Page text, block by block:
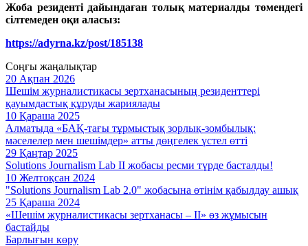
Жоба резиденті дайындаған толық материалды төмендегі
сілтемеден оқи аласыз:
https://adyrna.kz/post/185138
Соңғы жаңалықтар
20 Ақпан 2026
Шешім журналистикасы зертханасының резиденттері
қауымдастық құруды жариялады
10 Қараша 2025
Алматыда «БАҚ-тағы тұрмыстық зорлық-зомбылық:
мәселелер мен шешімдер» атты дөңгелек үстел өтті
29 Қаңтар 2025
Solutions Journalism Lab II жобасы ресми түрде басталды!
10 Желтоқсан 2024
"Solutions Journalism Lab 2.0" жобасына өтінім қабылдау ашық
25 Қараша 2024
«Шешім журналистикасы зертханасы – II» өз жұмысын
бастайды
Барлығын көру